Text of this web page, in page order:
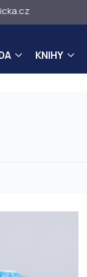
KNIHY